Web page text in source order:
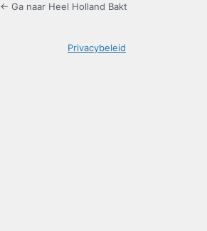
← Ga naar Heel Holland Bakt
Privacybeleid